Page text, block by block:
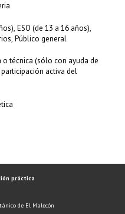
ESO (de 13 a 16 años),
Público general
o técnica (sólo con ayuda de
activa del
práctica
de El Malecón